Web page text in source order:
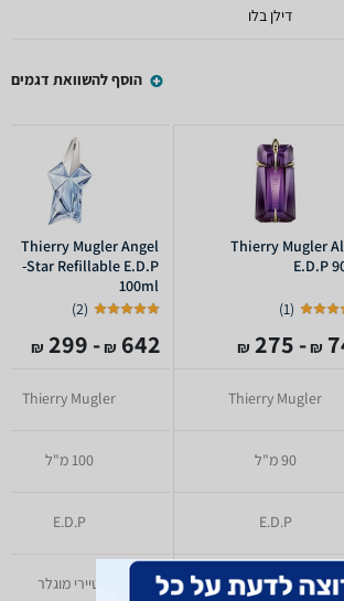
דילן בלו
הוסף להשוואת דגמים
Thierry Mugler
E.D.P
(
1
)
₪
- 275
₪
Thierry Mugler
90 מ"ל
E.D.P
טיירי מוגלר
Thierry Mugler Angel
-Star Refillable E.D.P
100ml
(
2
)
642
₪
- 299
₪
Thierry Mugler
100 מ"ל
E.D.P
טיירי מוגלר